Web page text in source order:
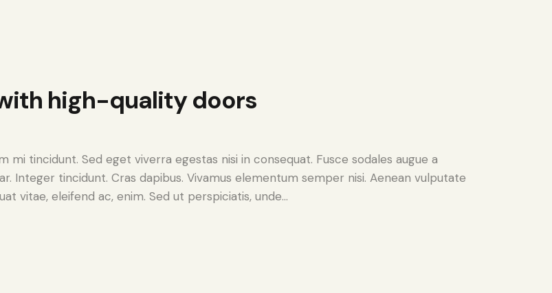
high-quality doors
mi tincidunt. Sed eget viverra egestas nisi in consequat. Fusce sodales augue a
Integer tincidunt. Cras dapibus. Vivamus elementum semper nisi. Aenean vulputate
vitae, eleifend ac, enim. Sed ut perspiciatis, unde…